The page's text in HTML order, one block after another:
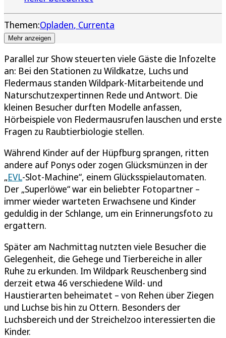
Themen:Opladen Currenta
Mehr anzeigen
Parallel zur Show steuerten viele Gäste die Infozelte
an: Bei den Stationen zu Wildkatze, Luchs und
Fledermaus standen Wildpark-Mitarbeitende und
Naturschutzexpertinnen Rede und Antwort. Die
kleinen Besucher durften Modelle anfassen,
Hörbeispiele von Fledermausrufen lauschen und erste
Fragen zu Raubtierbiologie stellen.
Während Kinder auf der Hüpfburg sprangen, ritten
andere auf Ponys oder zogen Glücksmünzen in der
„EVL-Slot-Machine“, einem Glücksspielautomaten.
Der „Superlöwe“ war ein beliebter Fotopartner –
immer wieder warteten Erwachsene und Kinder
geduldig in der Schlange, um ein Erinnerungsfoto zu
ergattern.
Später am Nachmittag nutzten viele Besucher die
Gelegenheit, die Gehege und Tierbereiche in aller
Ruhe zu erkunden. Im Wildpark Reuschenberg sind
derzeit etwa 46 verschiedene Wild- und
Haustierarten beheimatet – von Rehen über Ziegen
und Luchse bis hin zu Ottern. Besonders der
Luchsbereich und der Streichelzoo interessierten die
Kinder.